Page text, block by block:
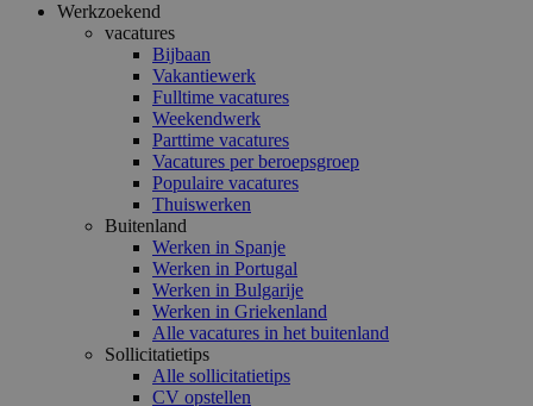
Werkzoekend
vacatures
Bijbaan
Vakantiewerk
Fulltime vacatures
Weekendwerk
Parttime vacatures
Vacatures per beroepsgroep
Populaire vacatures
Thuiswerken
Buitenland
Werken in Spanje
Werken in Portugal
Werken in Bulgarije
Werken in Griekenland
Alle vacatures in het buitenland
Sollicitatietips
Alle sollicitatietips
CV opstellen